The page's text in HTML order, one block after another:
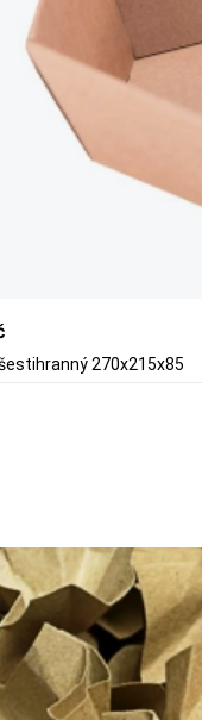
270x215x85